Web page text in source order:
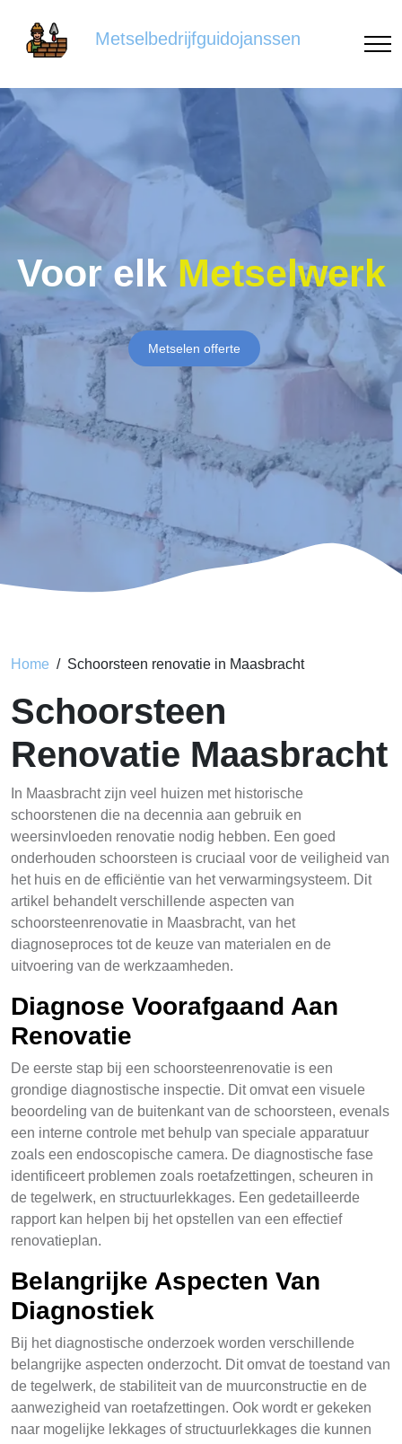
Metselbedrijfguidojanssen
Voor elk Metselwerk
Metselen offerte
Home Schoorsteen renovatie in Maasbracht
Schoorsteen
Renovatie Maasbracht
In Maasbracht zijn veel huizen met historische
schoorstenen die na decennia aan gebruik en
weersinvloeden renovatie nodig hebben. Een goed
onderhouden schoorsteen is cruciaal voor de veiligheid van
het huis en de efficiëntie van het verwarmingsysteem. Dit
artikel behandelt verschillende aspecten van
schoorsteenrenovatie in Maasbracht, van het
diagnoseproces tot de keuze van materialen en de
uitvoering van de werkzaamheden.
Diagnose Voorafgaand Aan
Renovatie
De eerste stap bij een schoorsteenrenovatie is een
grondige diagnostische inspectie. Dit omvat een visuele
beoordeling van de buitenkant van de schoorsteen, evenals
een interne controle met behulp van speciale apparatuur
zoals een endoscopische camera. De diagnostische fase
identificeert problemen zoals roetafzettingen, scheuren in
de tegelwerk, en structuurlekkages. Een gedetailleerde
rapport kan helpen bij het opstellen van een effectief
renovatieplan.
Belangrijke Aspecten Van
Diagnostiek
Bij het diagnostische onderzoek worden verschillende
belangrijke aspecten onderzocht. Dit omvat de toestand van
de tegelwerk, de stabiliteit van de muurconstructie en de
aanwezigheid van roetafzettingen. Ook wordt er gekeken
naar mogelijke lekkages of structuurlekkages die kunnen